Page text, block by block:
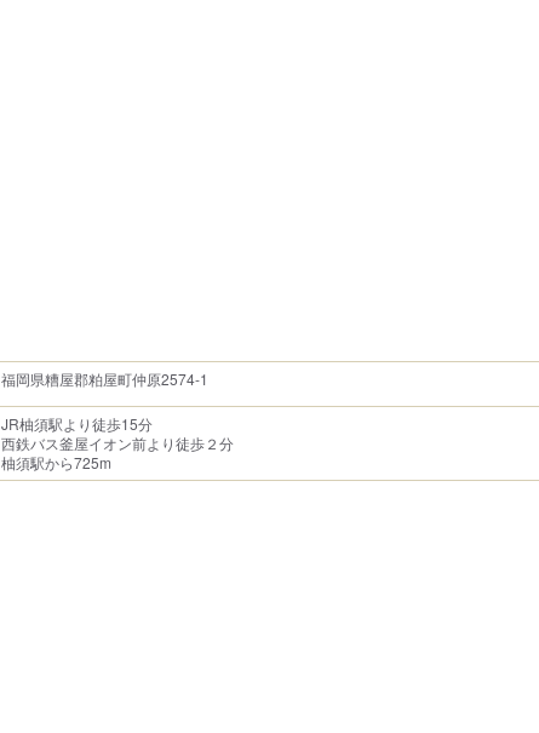
福岡県糟屋郡粕屋町仲原2574-1
JR柚須駅より徒歩15分
西鉄バス釜屋イオン前より徒歩２分
柚須駅から725m